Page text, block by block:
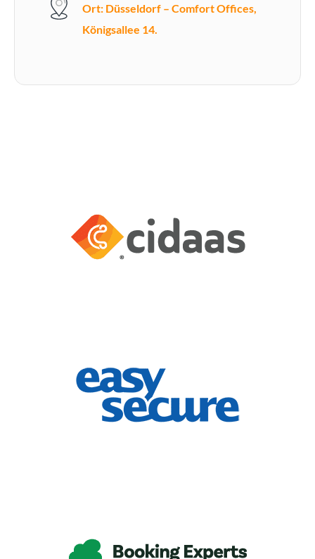
Ort: Düsseldorf – Comfort Offices,
Königsallee 14.